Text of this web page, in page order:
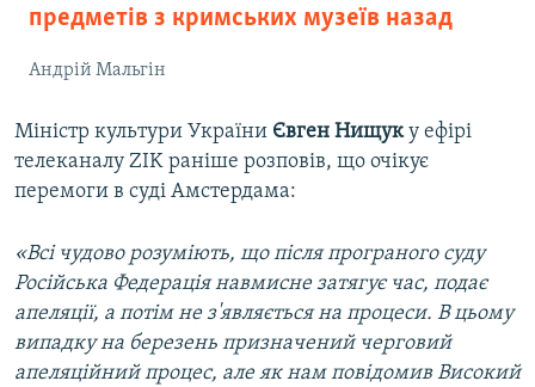
предметів з кримських музеїв назад
Андрій Мальгін
Міністр культури України Євген Нищуку ефірі
телеканалу ZIK раніше розповів, що очікує
перемоги в суді Амстердама:
«Всі чудово розуміють, що після програного суду
Російська Федерація навмисне затягує час, подає
апеляції, а потім не з'являється на процеси. В цьому
випадку на березень призначений черговий
апеляційний процес, але як нам повідомив Високий